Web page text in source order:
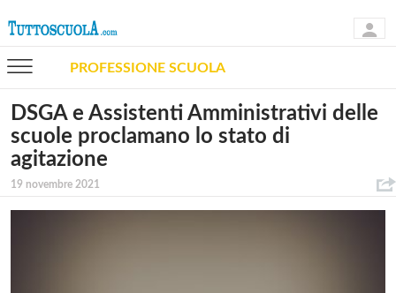
PROFESSIONE SCUOLA
DSGA e Assistenti Amministrativi delle
scuole proclamano lo stato di
agitazione
19 novembre 2021